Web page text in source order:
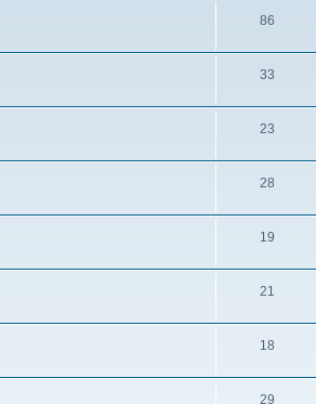
86
33
23
28
19
21
18
29